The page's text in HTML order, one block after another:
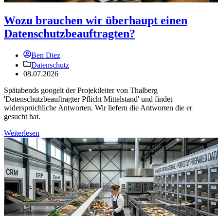
Wozu brauchen wir überhaupt einen
Datenschutzbeauftragten?
Ben Diez
Datenschutz
08.07.2026
Spätabends googelt der Projektleiter von Thalberg
'Datenschutzbeauftragter Pflicht Mittelstand' und findet
widersprüchliche Antworten. Wir liefern die Antworten die er
gesucht hat.
Weiterlesen